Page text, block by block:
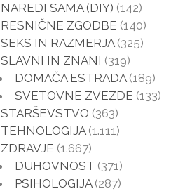
NAREDI SAMA (DIY) (142)
RESNIČNE ZGODBE (140)
SEKS IN RAZMERJA(325)
SLAVNI IN ZNANI (319)
DOMAČA ESTRADA(189)
SVETOVNE ZVEZDE (133)
STARŠEVSTVO (363)
TEHNOLOGIJA(1.111)
ZDRAVJE (1.667)
DUHOVNOST (371)
PSIHOLOGIJA(287)